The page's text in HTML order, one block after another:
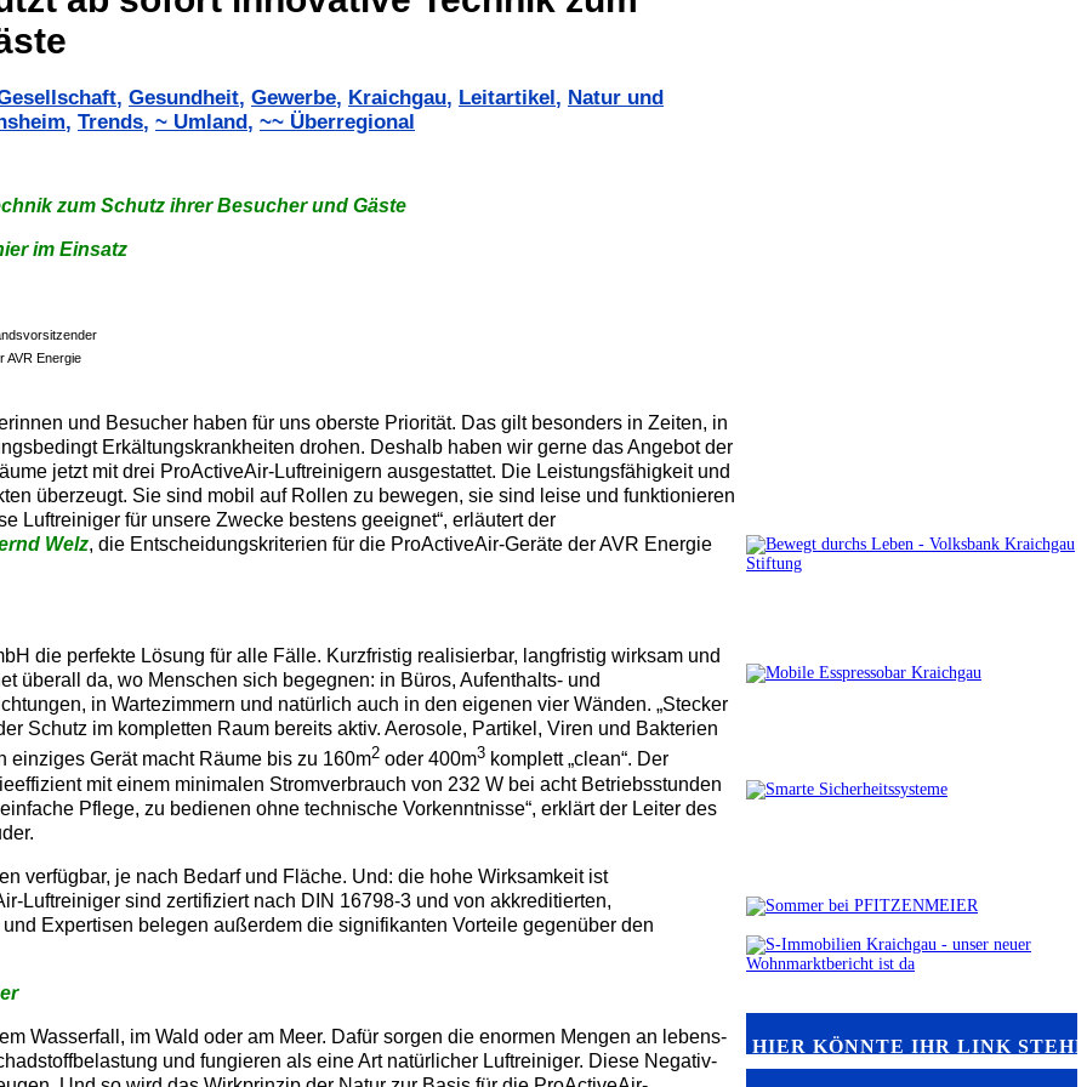
, Gesundheit, Gewerbe, Kraichgau, Leitartikel , Natur und
, Trends, ~ Umland , ~~ Überregional
zum Schutz ihrer Besucher und Gäste
im Einsatz
AVR Energie
und Besucher haben für uns oberste Priorität. Das gilt besonders in Zeiten, in
Erkältungskrankheiten drohen. Deshalb haben wir gerne das Angebot der
jetzt mit drei ProActiveAir-Luftreinigern ausgestattet. Die Leistungsfähigkeit und
überzeugt. Sie sind mobil auf Rollen zu bewegen, sie sind leise und funktionieren
Luftreiniger für unsere Zwecke bestens geeignet“, erläutert der
Welz, die Entscheidungskriterien für die ProActiveAir-Geräte der AVR Energie
die perfekte Lösung für alle Fälle. Kurzfristig realisierbar, langfristig wirksam und
überall da, wo Menschen sich begegnen: in Büros, Aufenthalts- und
in Wartezimmern und natürlich auch in den eigenen vier Wänden. „Stecker
Schutz im kompletten Raum bereits aktiv. Aerosole, Partikel, Viren und Bakterien
einziges Gerät macht Räume bis zu 160m2 oder 400m3 komplett „clean“. Der
mit einem minimalen Stromverbrauch von 232 W bei acht Betriebsstunden
Pflege, zu bedienen ohne technische Vorkenntnisse“, erklärt der Leiter des
verfügbar, je nach Bedarf und Fläche. Und: die hohe Wirksamkeit ist
Luftreiniger sind zertifiziert nach DIN 16798-3 und von akkreditierten,
Expertisen belegen außerdem die signifikanten Vorteile gegenüber den
Wasserfall, im Wald oder am Meer. Dafür sorgen die enormen Mengen an lebens-
und fungieren als eine Art natürlicher Luftreiniger. Diese Negativ-
HIER KÖNNTE IHR LINK